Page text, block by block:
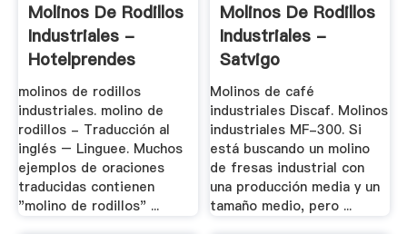
Molinos De Rodillos
Industriales -
Hotelprendes
molinos de rodillos
industriales. molino de
rodillos - Traducción al
inglés – Linguee. Muchos
ejemplos de oraciones
traducidas contienen
"molino de rodillos" ...
Molinos De Rodillos
Industriales -
Satvigo
Molinos de café
industriales Discaf. Molinos
industriales MF-300. Si
está buscando un molino
de fresas industrial con
una producción media y un
tamaño medio, pero ...